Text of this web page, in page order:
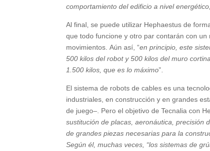
comportamiento del edificio a nivel
Al final, se puede utilizar Hephaestus de
que todo funcione y otro par contarán con
movimientos. Aún así, “en principio, este
500 kilos del robot y 500 kilos del muro
1.500 kilos, que es lo máximo”.
El sistema de robots de cables es una
industriales, en construcción y en grandes
de juego–. Pero el objetivo de Tecnalia con
sustitución de placas, aeronáutica, precisión
de grandes piezas necesarias para la
Según él, muchas veces, “los sistemas de